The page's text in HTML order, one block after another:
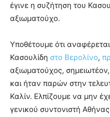
έγινε η συζήτηση του
αξιωματούχο.
Υποθέτουμε ότι αναφέρεται
Κασουλίδη στο Βερολίνο,
αξιωματούχος,
και ήταν παρών στην
Καλίν. Ελπίζουμε να μην
γενικού συντονιστή